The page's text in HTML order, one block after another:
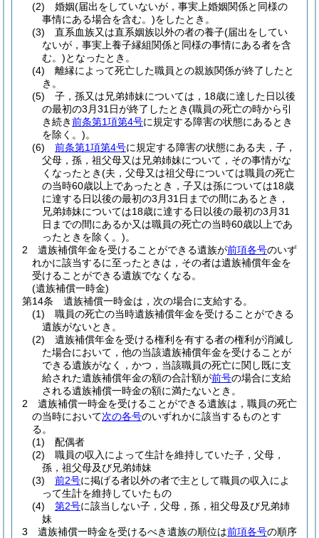
(2)
婚姻(届出をしていないが，事実上婚姻関係と同様の
事情にある場合を含む。)をしたとき。
(3)
直系血族又は直系姻族以外の者の養子(届出をしてい
ないが，事実上養子縁組関係と同様の事情にある者を含
む。)となったとき。
(4)
離縁によって死亡した職員との親族関係が終了したと
き。
(5)
子，孫又は兄弟姉妹については，18歳に達した日以後
の最初の3月31日が終了したとき(職員の死亡の時から引
き続き前条第1項第4号に規定する障害の状態にあるとき
を除く。)。
(6)
前条第1項第4号に規定する障害の状態にある夫，子，
父母，孫，祖父母又は兄弟姉妹について，その事情がな
くなったとき(夫，父母又は祖父母については職員の死亡
の当時60歳以上であったとき，子又は孫については18歳
に達する日以後の最初の3月31日までの間にあるとき，
兄弟姉妹については18歳に達する日以後の最初の3月31
日までの間にあるか又は職員の死亡の当時60歳以上であ
ったときを除く。)。
2
遺族補償年金を受けることができる遺族が前項各号のいず
れかに該当するに至ったときは，その者は遺族補償年金を
受けることができる遺族でなくなる。
(遺族補償一時金)
第14条
遺族補償一時金は，次の場合に支給する。
(1)
職員の死亡の当時遺族補償年金を受けることができる
遺族がないとき。
(2)
遺族補償年金を受ける権利を有する者の権利が消滅し
た場合において，他の当該遺族補償年金を受けることが
できる遺族がなく，かつ，当該職員の死亡に関し既に支
給された遺族補償年金の額の合計額が前号の場合に支給
される遺族補償一時金の額に満たないとき。
2
遺族補償一時金を受けることができる遺族は，職員の死亡
の当時において次の各号のいずれかに該当するものとす
る。
(1)
配偶者
(2)
職員の収入によって生計を維持していた子，父母，
孫，祖父母及び兄弟姉妹
(3)
前2号に掲げる者以外の者で主として職員の収入によ
って生計を維持していたもの
(4)
第2号に該当しない子，父母，孫，祖父母及び兄弟姉
妹
3
遺族補償一時金を受けるべき遺族の順位は前項各号の順序